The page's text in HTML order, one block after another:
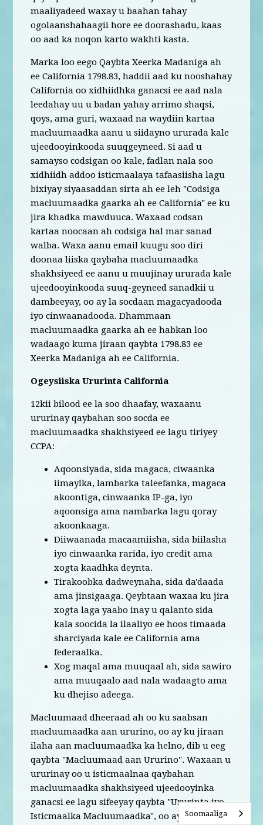
maaliyadeed waxay u baahan tahay
ogolaanshahaagii hore ee doorashadu, kaas
oo aad ka noqon karto wakhti kasta.
Marka loo eego Qaybta Xeerka Madaniga ah
ee California 1798.83, haddii aad ku nooshahay
California oo xidhiidhka ganacsi ee aad nala
leedahay uu u badan yahay arrimo shaqsi,
qoys, ama guri, waxaad na waydiin kartaa
macluumaadka aanu u siidayno ururada kale
ujeedooyinkooda suuqgeyneed. Si aad u
samayso codsigan oo kale, fadlan nala soo
xidhiidh addoo isticmaalaya tafaasiisha lagu
bixiyay siyaasaddan sirta ah ee leh "Codsiga
macluumaadka gaarka ah ee California" ee ku
jira khadka mawduuca. Waxaad codsan
kartaa noocaan ah codsiga hal mar sanad
walba. Waxa aanu email kuugu soo diri
doonaa liiska qaybaha macluumaadka
shakhsiyeed ee aanu u muujinay ururada kale
ujeedooyinkooda suuq-geyneed sanadkii u
dambeeyay, oo ay la socdaan magacyadooda
iyo cinwaanadooda. Dhammaan
macluumaadka gaarka ah ee habkan loo
wadaago kuma jiraan qaybta 1798.83 ee
Xeerka Madaniga ah ee California.
Ogeysiiska Ururinta California
12kii bilood ee la soo dhaafay, waxaanu
ururinay qaybahan soo socda ee
macluumaadka shakhsiyeed ee lagu tiriyey
CCPA:
Aqoonsiyada, sida magaca, ciwaanka
iimaylka, lambarka taleefanka, magaca
akoontiga, cinwaanka IP-ga, iyo
aqoonsiga ama nambarka lagu qoray
akoonkaaga.
Diiwaanada macaamiisha, sida biilasha
iyo cinwaanka rarida, iyo credit ama
xogta kaadhka deynta.
Tirakoobka dadweynaha, sida da'daada
ama jinsigaaga. Qeybtaan waxaa ku jira
xogta laga yaabo inay u qalanto sida
kala soocida la ilaaliyo ee hoos timaada
sharciyada kale ee California ama
federaalka.
Xog maqal ama muuqaal ah, sida sawiro
ama muuqaalo aad nala wadaagto ama
ku dhejiso adeega.
Macluumaad dheeraad ah oo ku saabsan
macluumaadka aan ururino, oo ay ku jiraan
ilaha aan macluumaadka ka helno, dib u eeg
qaybta "Macluumaad aan Ururino". Waxaan u
ururinay oo u isticmaalnaa qaybahan
macluumaadka shakhsiyeed ujeedooyinka
ganacsi ee lagu sifeeyay qaybta "Ururinta iyo
Isticmaalka Macluumaadka", oo ay ku jiraan
Soomaaliga